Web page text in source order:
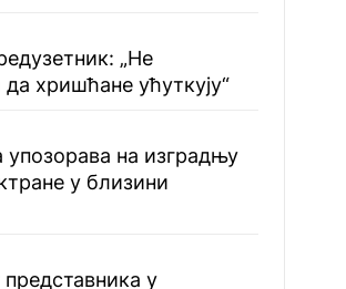
„Не
хришћане ућуткују“
упозорава на изградњу
у близини
у